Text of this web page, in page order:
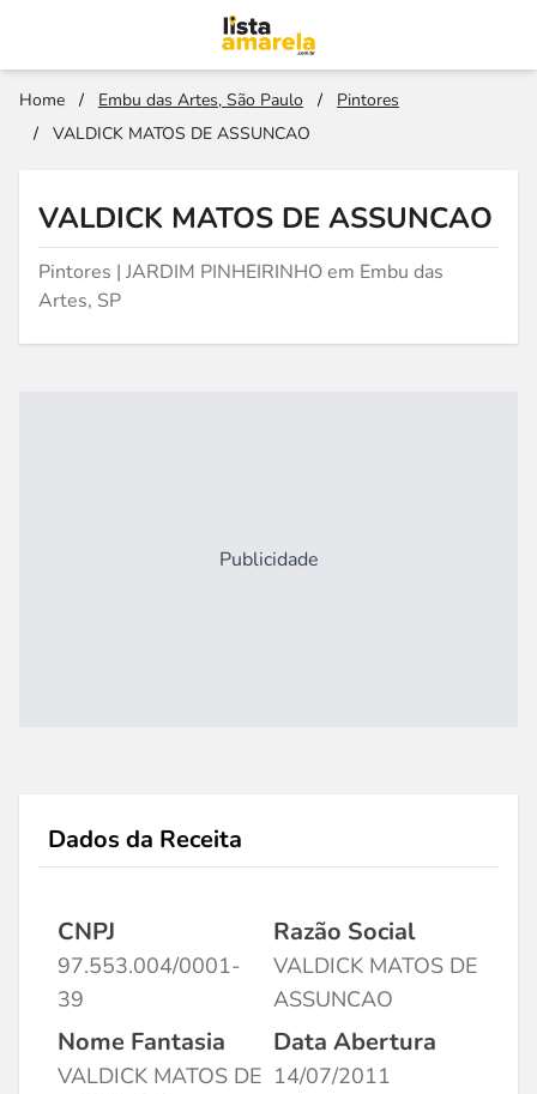
Home / Embu das Artes, São Paulo /
Pintores
/
VALDICK MATOS DE ASSUNCAO
VALDICK MATOS DE ASSUNCAO
Pintores | JARDIM PINHEIRINHO em Embu das
Artes, SP
Publicidade
Dados da Receita
CNPJ
97.553.004/0001-
39
Razão Social
VALDICK MATOS DE
ASSUNCAO
Nome Fantasia
VALDICK MATOS DE
Data Abertura
14/07/2011